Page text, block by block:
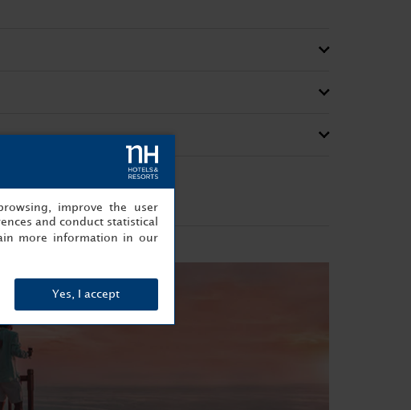
improve the user
and conduct statistical
more information in our
Yes, I accept